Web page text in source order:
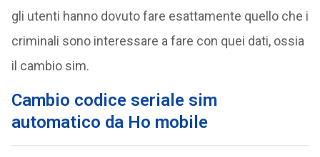
gli utenti hanno dovuto fare esattamente quello che i
criminali sono interessare a fare con quei dati, ossia
il cambio sim.
Cambio codice seriale sim
automatico da Ho mobile